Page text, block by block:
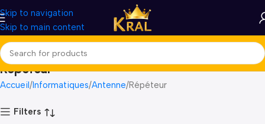
Skip to navigation
Skip to main content
Répéteur
Accueil Informatiques Antenne Répéteur
Filters